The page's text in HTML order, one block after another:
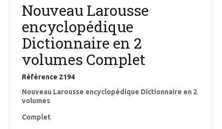
Nouveau Larousse
encyclopédique
Dictionnaire en 2
volumes Complet
Référence 2194
Nouveau Larousse encyclopédique Dictionnaire en 2
volumes
Complet